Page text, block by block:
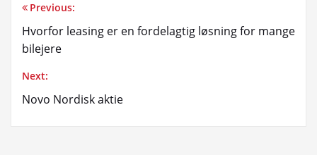
Indlægsnavigation
Previous:
Hvorfor leasing er en fordelagtig løsning for mange
bilejere
Next:
Novo Nordisk aktie